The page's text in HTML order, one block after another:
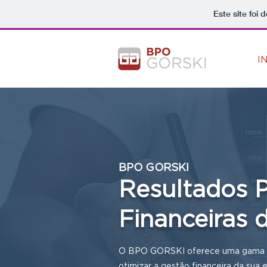
Este site foi
BPO GORSKI
Resultados
Financeiras
O BPO GORSKI oferece uma